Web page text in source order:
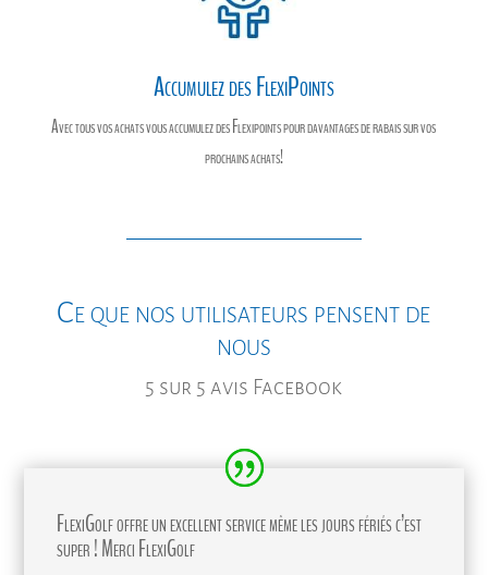
Accumulez des FlexiPoints
Avec tous vos achats vous accumulez des Flexipoints pour davantages de rabais sur vos
prochains achats!
Ce que nos utilisateurs pensent de
nous
5 sur 5 avis Facebook
FlexiGolf offre un excellent service même les jours fériés c’est
super ! Merci FlexiGolf